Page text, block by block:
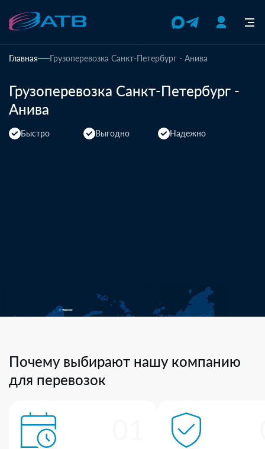
Главная Грузоперевозка Санкт-Петербург - Анива
Грузоперевозка Санкт-Петербург -
Анива
Быстро Выгодно Надежно
Почему выбирают нашу компанию
для перевозок